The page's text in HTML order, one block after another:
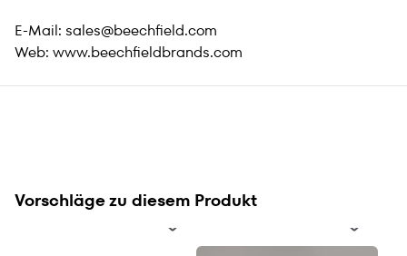
E-Mail: sales@beechfield.com
Web: www.beechfieldbrands.com
Vorschläge zu diesem Produkt